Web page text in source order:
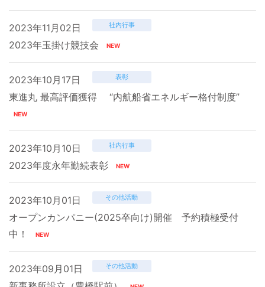
2023年11月02日 社内行事
2023年玉掛け競技会
2023年10月17日 表彰
東進丸 最高評価獲得 “内航船省エネルギー格付制度”
2023年10月10日 社内行事
2023年度永年勤続表彰
2023年10月01日 その他活動
オープンカンパニー(2025卒向け)開催 予約積極受付
中！
2023年09月01日 その他活動